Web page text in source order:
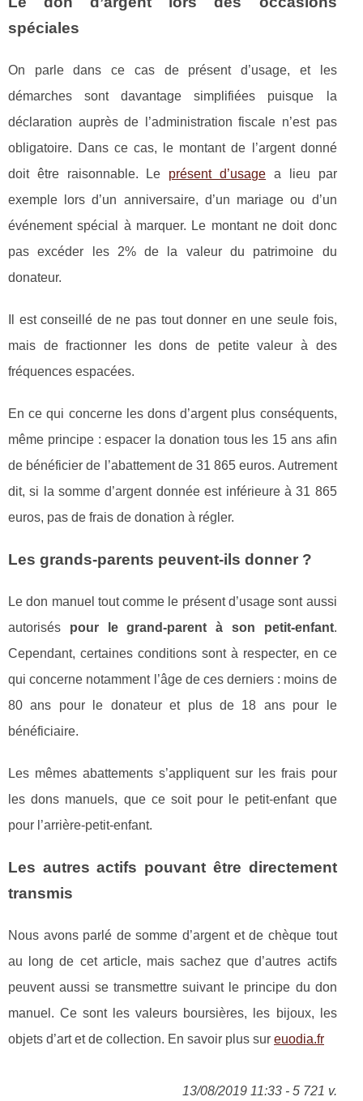
spéciales
On parle dans ce cas de présent d’usage, et les
démarches sont davantage simplifiées puisque la
déclaration auprès de l’administration fiscale n’est pas
obligatoire. Dans ce cas, le montant de l’argent donné
doit être raisonnable. Le présent d’usage a lieu par
exemple lors d’un anniversaire, d’un mariage ou d’un
événement spécial à marquer. Le montant ne doit donc
pas excéder les 2% de la valeur du patrimoine du
donateur.
Il est conseillé de ne pas tout donner en une seule fois,
mais de fractionner les dons de petite valeur à des
fréquences espacées.
En ce qui concerne les dons d’argent plus conséquents,
même principe : espacer la donation tous les 15 ans afin
de bénéficier de l’abattement de 31 865 euros. Autrement
dit, si la somme d’argent donnée est inférieure à 31 865
euros, pas de frais de donation à régler.
Les grands-parents peuvent-ils donner ?
Le don manuel tout comme le présent d’usage sont aussi
autorisés pour le grand-parent à son petit-enfant.
Cependant, certaines conditions sont à respecter, en ce
qui concerne notamment l’âge de ces derniers : moins de
80 ans pour le donateur et plus de 18 ans pour le
bénéficiaire.
Les mêmes abattements s’appliquent sur les frais pour
les dons manuels, que ce soit pour le petit-enfant que
pour l’arrière-petit-enfant.
Les autres actifs pouvant être directement
transmis
Nous avons parlé de somme d’argent et de chèque tout
au long de cet article, mais sachez que d’autres actifs
peuvent aussi se transmettre suivant le principe du don
manuel. Ce sont les valeurs boursières, les bijoux, les
objets d’art et de collection. En savoir plus sur euodia.fr
13/08/2019 11:33 - 5 721 v.